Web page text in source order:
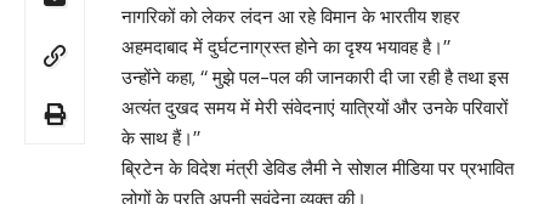
नागरिकों को लेकर लंदन आ रहे विमान के भारतीय शहर
अहमदाबाद में दुर्घटनाग्रस्त होने का दृश्य भयावह है।’’
उन्होंने कहा, ‘‘ मुझे पल-पल की जानकारी दी जा रही है तथा इस
अत्यंत दुखद समय में मेरी संवेदनाएं यात्रियों और उनके परिवारों
के साथ हैं।’’
ब्रिटेन के विदेश मंत्री डेविड लैमी ने सोशल मीडिया पर प्रभावित
लोगों के प्रति अपनी सवंदेना व्यक्त की।